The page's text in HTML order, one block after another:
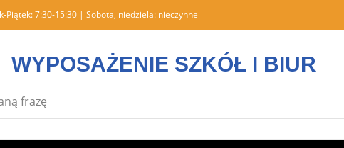
Piątek: 7:30-15:30 | Sobota, niedziela: nieczynne
WYPOSAŻENIE SZKÓŁ I BIUR